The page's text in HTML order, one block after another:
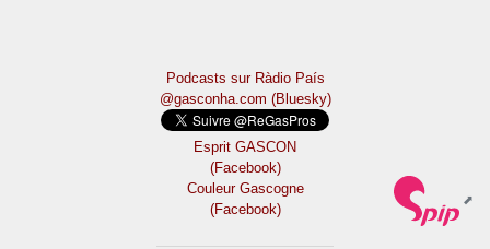
Podcasts sur Ràdio País
@gasconha.com (Bluesky)
Esprit GASCON
(Facebook)
Couleur Gascogne
(Facebook)